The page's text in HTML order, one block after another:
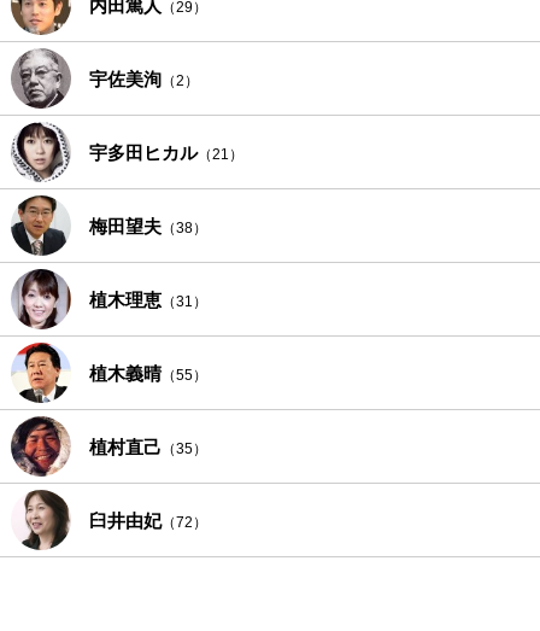
内田篤人 （29）
宇佐美洵 （2）
宇多田ヒカル（21）
梅田望夫 （38）
植木理恵 （31）
植木義晴（55）
植村直己 （35）
臼井由妃（72）